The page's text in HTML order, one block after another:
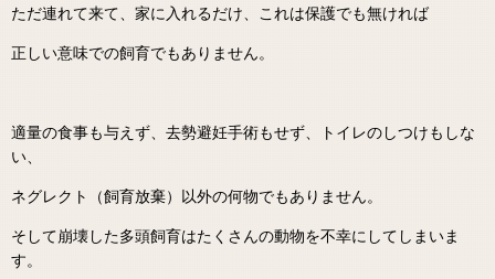
ただ連れて来て、家に入れるだけ、これは保護でも無ければ
正しい意味での飼育でもありません。
適量の食事も与えず、去勢避妊手術もせず、トイレのしつけもしな
い、
ネグレクト（飼育放棄）以外の何物でもありません。
そして崩壊した多頭飼育はたくさんの動物を不幸にしてしまいま
す。